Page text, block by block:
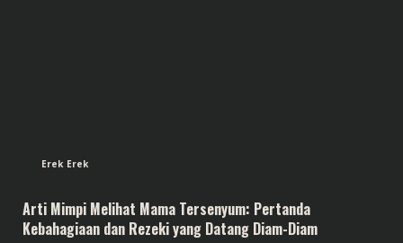
Erek Erek
Arti Mimpi Melihat Mama Tersenyum: Pertanda
Kebahagiaan dan Rezeki yang Datang Diam-Diam